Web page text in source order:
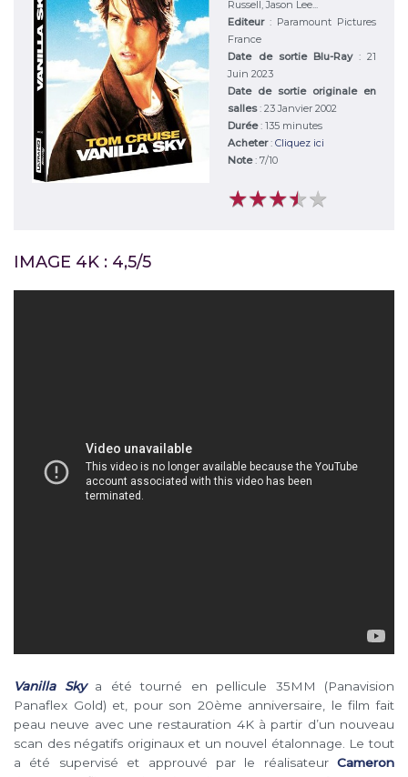
Russell, Jason Lee...
Editeur: Paramount Pictures
France
Date de sortie Blu-Ray : 21
Juin 2023
Date de sortie originale en
salles: 23 Janvier 2002
Durée:135 minutes
Acheter:Cliquez ici
Note:7/10
★★★★★
★★★★★
IMAGE 4K : 4,5/5
Vanilla Skya été tourné en pellicule 35MM (Panavision
Panaflex Gold) et, pour son 20ème anniversaire, le film fait
peau neuve avec une restauration 4K à partir d’un nouveau
scan des négatifs originaux et un nouvel étalonnage. Le tout
a été supervisé et approuvé par le réalisateur Cameron